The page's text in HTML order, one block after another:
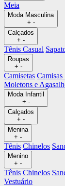
Meia
Moda Masculina
+ -
Calçados
+ -
Tênis Casual
Roupas
+ -
Camisetas Camisas
Moletons e
Moda Infantil
+ -
Calçados
+ -
Menina
+ -
Tênis Chinelos
Menino
+ -
Tênis Chinelos
Vestuário